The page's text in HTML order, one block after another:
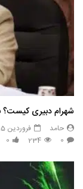
شهرام دبیری کیست؟
حامد
فروردین 15, 1404
0
234
0